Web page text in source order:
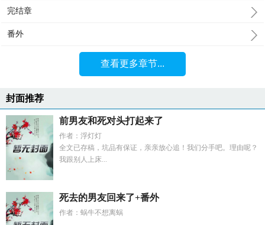
完结章
番外
查看更多章节...
封面推荐
前男友和死对头打起来了
作者：浮灯灯
全文已存稿，坑品有保证，亲亲放心追！我们分手吧。理由呢？
我跟别人上床...
死去的男友回来了+番外
作者：蜗牛不想离蜗